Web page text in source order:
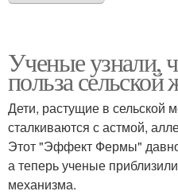
Ученые узнали,
польза сельской
Дети, растущие в сельской
сталкиваются с астмой,
Этот "Эффект Фермы"
а теперь ученые
механизма.